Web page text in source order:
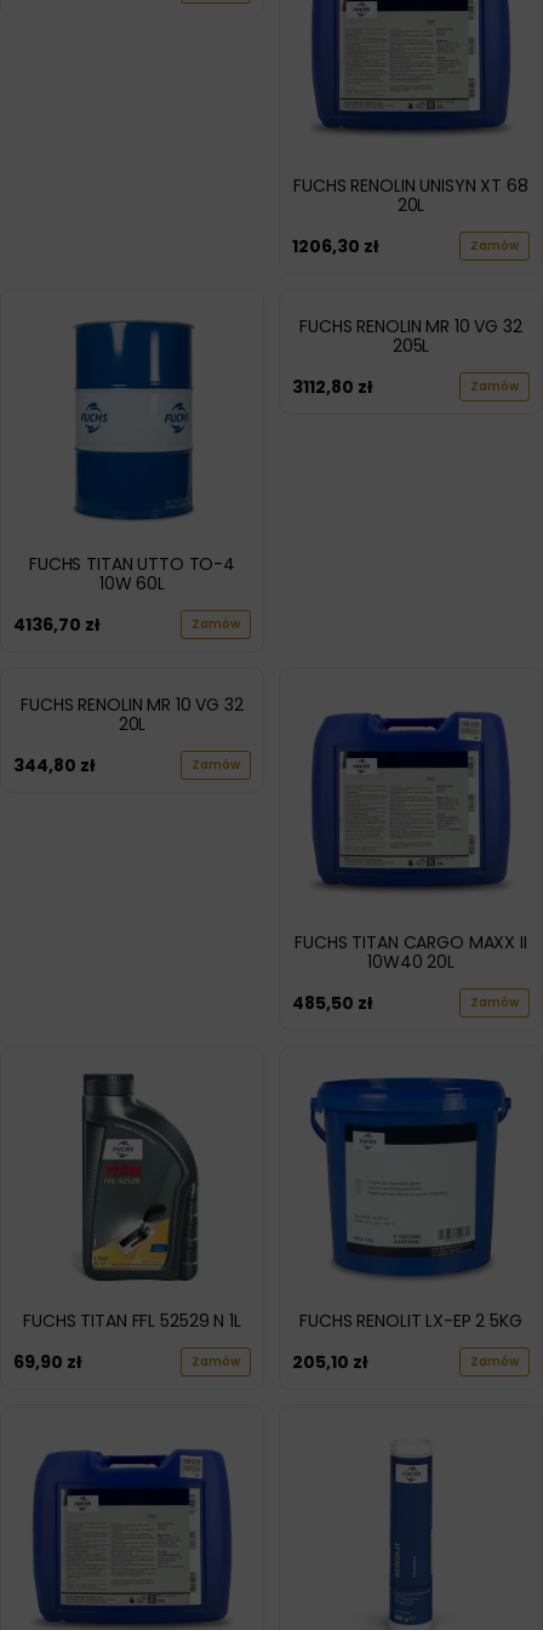
FUCHS RENOLIN UNISYN XT 68
20L
1206,30 zł Zamów
FUCHS TITAN UTTO TO-4
10W 60L
4136,70 zł Zamów
FUCHS RENOLIN MR 10 VG 32
205L
3112,80 zł Zamów
FUCHS RENOLIN MR 10 VG 32
20L
344,80 zł Zamów
FUCHS TITAN CARGO MAXX II
10W40 20L
485,50 zł Zamów
FUCHS TITAN FFL 52529 N 1L
69,90 zł Zamów
FUCHS RENOLIT LX-EP 2 5KG
205,10 zł Zamów